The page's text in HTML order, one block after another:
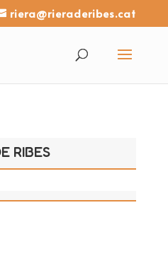
riera@rieraderibes.cat
RIBES